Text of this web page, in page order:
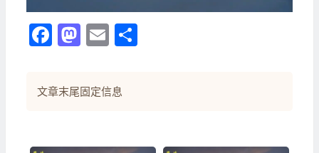
Facebook
Mastodon
Email
分
文章末尾固定信息